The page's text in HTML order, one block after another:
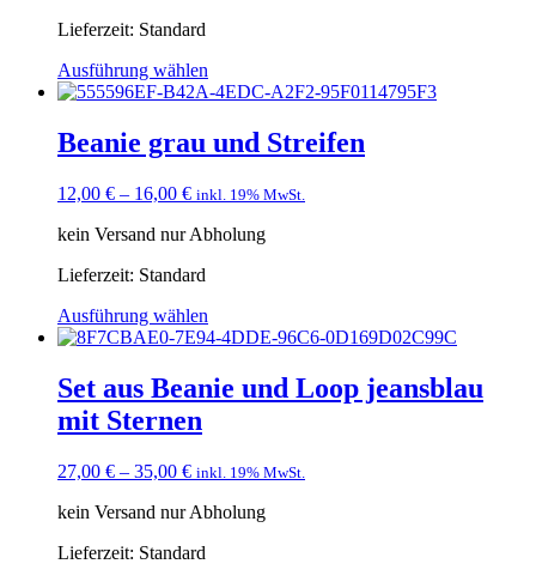
Lieferzeit: Standard
Ausführung wählen
Beanie grau und Streifen
12,00 € – 16,00 € inkl. 19% MwSt.
kein Versand nur Abholung
Lieferzeit: Standard
Ausführung wählen
Set aus Beanie und Loop jeansblau
mit Sternen
27,00 € – 35,00 € inkl. 19% MwSt.
kein Versand nur Abholung
Lieferzeit: Standard